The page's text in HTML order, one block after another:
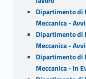
Dipartimento di
Meccanica -
Dipartimento di
Meccanica -
Dipartimento di
Meccanica - In